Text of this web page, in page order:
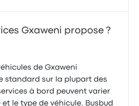
Gxaweni propose ?
de Gxaweni
standard sur la plupart des
à bord peuvent varier
le type de véhicule. Busbud